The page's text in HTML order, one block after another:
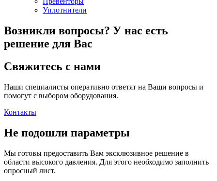
Уплотнители
Возникли вопросы? У нас есть
решение для Вас
Свяжитесь с нами
Наши специалисты оперативно ответят на Ваши вопросы и
помогут с выбором оборудования.
Контакты
Не подошли параметры
Мы готовы предоставить Вам эксклюзивное решение в
области высокого давления. Для этого необходимо заполнить
опросный лист.